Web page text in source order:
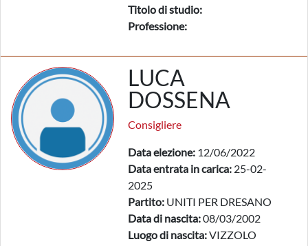
Titolo di studio:
Professione:
LUCA
DOSSENA
Consigliere
Data elezione: 12/06/2022
Data entrata in carica: 25-02-
2025
Partito: UNITI PER DRESANO
Data di nascita:08/03/2002
Luogo di nascita:VIZZOLO